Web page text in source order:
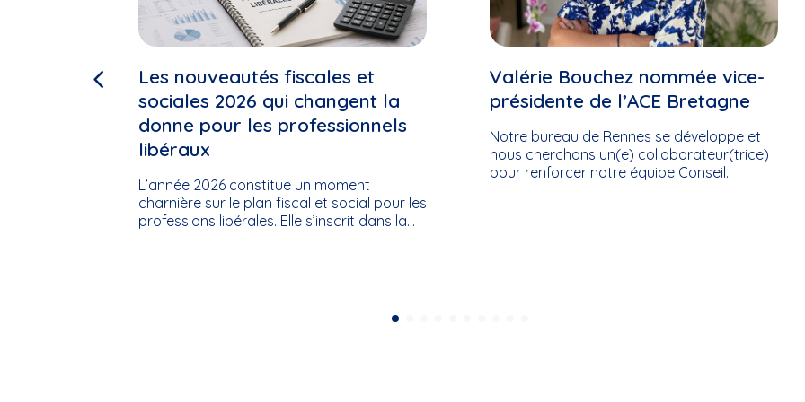
Les nouveautés fiscales et
sociales 2026 qui changent la
donne pour les professionnels
libéraux
L’année 2026 constitue un moment
charnière sur le plan fiscal et social pour les
professions libérales. Elle s’inscrit dans la…
Valérie Bouchez nommée vice-
présidente de l’ACE Bretagne
Notre bureau de Rennes se développe et
nous cherchons un(e) collaborateur(trice)
pour renforcer notre équipe Conseil.